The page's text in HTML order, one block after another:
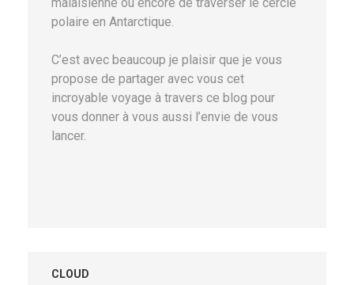
polaire en Antarctique.
C’est avec beaucoup je plaisir que je vous
propose de partager avec vous cet
incroyable voyage à travers ce blog pour
vous donner à vous aussi l’envie de vous
lancer.
CLOUD